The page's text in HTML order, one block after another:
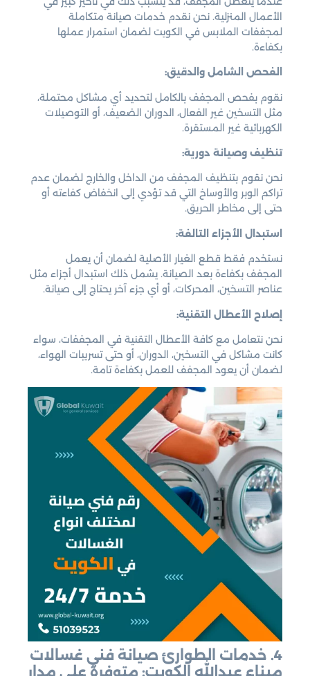
الأعمال المنزلية. نحن نقدم خدمات صيانة متكاملة
لمجففات الملابس في الكويت لضمان استمرار عملها
بكفاءة.
الفحص الشامل والدقيق:
نقوم بفحص المجفف بالكامل لتحديد أي مشاكل محتملة،
مثل التسخين غير الفعال، الدوران الضعيف، أو التوصيلات
الكهربائية غير المستقرة.
تنظيف وصيانة دورية:
نحن نقوم بتنظيف المجفف من الداخل والخارج لضمان عدم
تراكم الوبر والأوساخ التي قد تؤدي إلى انخفاض كفاءته أو
حتى إلى مخاطر الحريق.
استبدال الأجزاء التالفة:
نستخدم فقط قطع الغيار الأصلية لضمان أن يعمل
المجفف بكفاءة بعد الصيانة. يشمل ذلك استبدال أجزاء مثل
عناصر التسخين، المحركات، أو أي جزء آخر يحتاج إلى صيانة.
إصلاح الأعطال التقنية:
نحن نتعامل مع كافة الأعطال التقنية في المجففات، سواء
كانت مشاكل في التسخين، الدوران، أو حتى تسريبات الهواء،
لضمان أن يعود المجفف للعمل بكفاءة تامة.
4. خدمات الطوارئ صيانة فني غسالات
ميناء عبدالله الكويت: متوفرة على مدار